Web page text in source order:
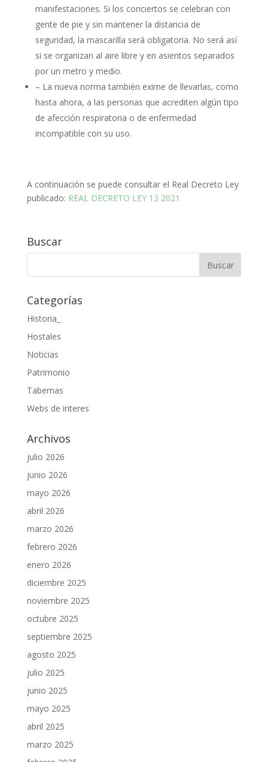
manifestaciones. Si los conciertos se celebran con
gente de pie y sin mantener la distancia de
seguridad, la mascarilla será obligatoria. No será así
si se organizan al aire libre y en asientos separados
por un metro y medio.
– La nueva norma también exime de llevarlas, como
hasta ahora, a las personas que acrediten algún tipo
de afección respiratoria o de enfermedad
incompatible con su uso.
A continuación se puede consultar el Real Decreto Ley
publicado: REAL DECRETO LEY 13 2021
Buscar
Categorías
Historia_
Hostales
Noticias
Patrimonio
Tabernas
Webs de interes
Archivos
julio 2026
junio 2026
mayo 2026
abril 2026
marzo 2026
febrero 2026
enero 2026
diciembre 2025
noviembre 2025
octubre 2025
septiembre 2025
agosto 2025
julio 2025
junio 2025
mayo 2025
abril 2025
marzo 2025